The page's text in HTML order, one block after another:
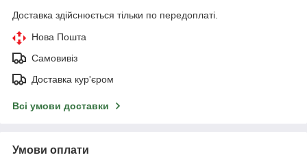
Доставка здійснюється тільки по передоплаті.
Нова Пошта
Самовивіз
Доставка кур'єром
Всі умови доставки
Умови оплати